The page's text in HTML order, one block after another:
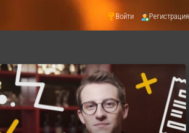
Войти Регистрация